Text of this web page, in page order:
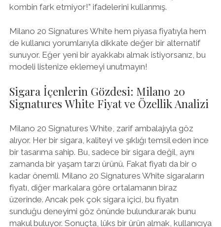
kombin fark etmiyor!” ifadelerini kullanmış.
Milano 20 Signatures White hem piyasa fiyatıyla hem
de kullanıcı yorumlarıyla dikkate değer bir alternatif
sunuyor. Eğer yeni bir ayakkabı almak istiyorsanız, bu
modeli listenize eklemeyi unutmayın!
Sigara İçenlerin Gözdesi: Milano 20
Signatures White Fiyat ve Özellik Analizi
Milano 20 Signatures White, zarif ambalajıyla göz
alıyor. Her bir sigara, kaliteyi ve şıklığı temsil eden ince
bir tasarıma sahip. Bu, sadece bir sigara değil, aynı
zamanda bir yaşam tarzı ürünü. Fakat fiyatı da bir o
kadar önemli. Milano 20 Signatures White sigaraların
fiyatı, diğer markalara göre ortalamanın biraz
üzerinde. Ancak pek çok sigara içici, bu fiyatın
sunduğu deneyimi göz önünde bulundurarak bunu
makul buluyor. Sonuçta, lüks bir ürün almak, kullanıcıya